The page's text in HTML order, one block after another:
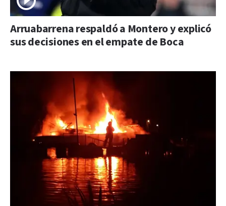
Arruabarrena respaldó a Montero y explicó
sus decisiones en el empate de Boca